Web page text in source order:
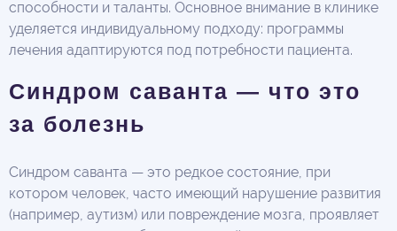
способности и таланты. Основное внимание в клинике
уделяется индивидуальному подходу: программы
лечения адаптируются под потребности пациента.
Синдром саванта — что это
за болезнь
Синдром саванта — это редкое состояние, при
котором человек, часто имеющий нарушение развития
(например, аутизм) или повреждение мозга, проявляет